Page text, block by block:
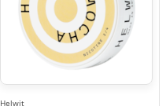
Helwit